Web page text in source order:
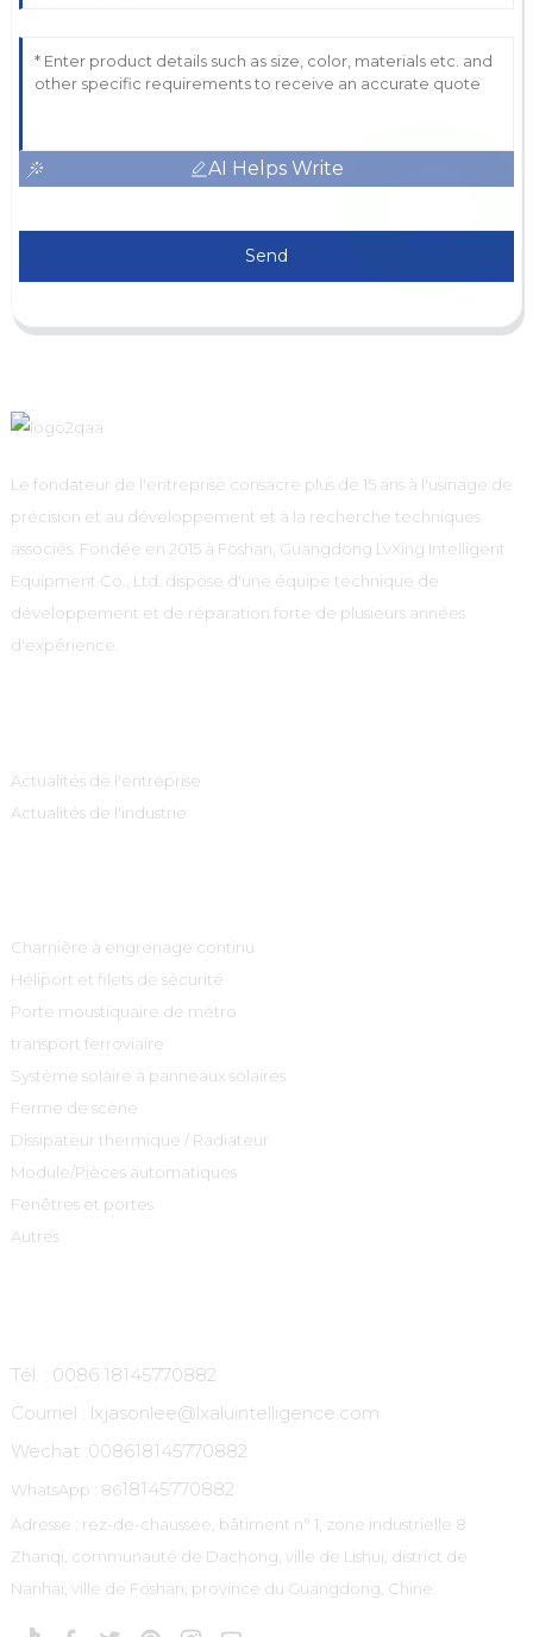
AI Helps Write
Send
Le fondateur de l'entreprise consacre plus de 15 ans à l'usinage de
précision et au développement et à la recherche techniques
associés. Fondée en 2015 à Foshan, Guangdong LvXing Intelligent
Equipment Co., Ltd. dispose d'une équipe technique de
développement et de réparation forte de plusieurs années
d'expérience.
Actualités de l'entreprise
Actualités de l'industrie
Charnière à engrenage continu
Héliport et filets de sécurité
Porte moustiquaire de métro
transport ferroviaire
Système solaire à panneaux solaires
Ferme de scène
Dissipateur thermique / Radiateur
Module/Pièces automatiques
Fenêtres et portes
Autres
Tél. : 0086 18145770882
Courriel : lxjasonlee@lxaluintelligence.com
Wechat :008618145770882
WhatsApp : 8618145770882
Adresse : rez-de-chaussée, bâtiment n° 1, zone industrielle 8
Zhanqi, communauté de Dachong, ville de Lishui, district de
Nanhai, ville de Foshan, province du Guangdong, Chine.